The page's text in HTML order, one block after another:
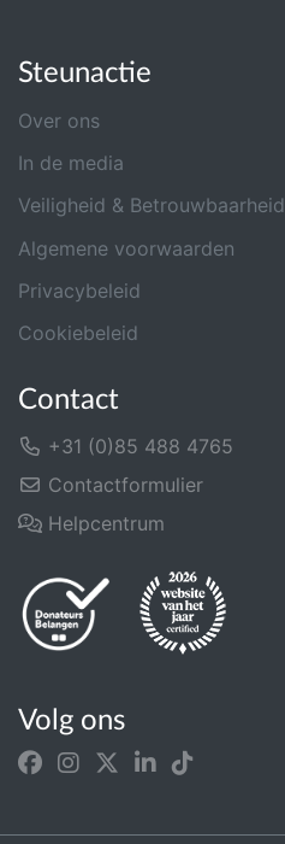
Steunactie
Over ons
In de media
Veiligheid & Betrouwbaarheid
Algemene voorwaarden
Privacybeleid
Cookiebeleid
Contact
+31 (0)85 488 4765
Contactformulier
Helpcentrum
Volg ons